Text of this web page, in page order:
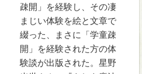
疎開」を経験し、その凄
まじい体験を絵と文章で
綴った、まさに「学童疎
開」を経験された方の体
験談が出版された。星野